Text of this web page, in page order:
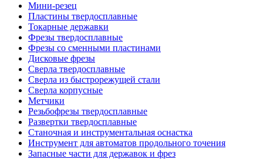
Мини-резец
Пластины твердосплавные
Токарные державки
Фрезы твердосплавные
Фрезы со сменными пластинами
Дисковые фрезы
Сверла твердосплавные
Сверла из быстрорежущей стали
Сверла корпусные
Метчики
Резьбофрезы твердосплавные
Развертки твердосплавные
Станочная и инструментальная оснастка
Инструмент для автоматов продольного точения
Запасные части для державок и фрез